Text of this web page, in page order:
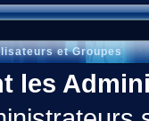
et Groupes
les